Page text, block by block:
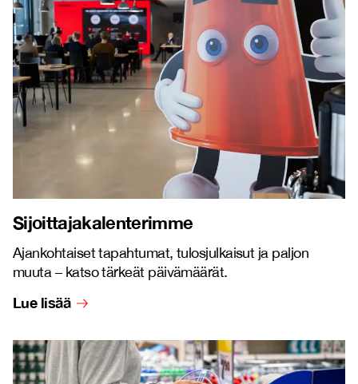
Sijoittajakalenterimme
Ajankohtaiset tapahtumat, tulosjulkaisut ja paljon
muuta – katso tärkeät päivämäärät.
Lue lisää